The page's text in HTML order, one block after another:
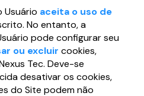
Usuário aceita o uso de
No entanto, a
pode configurar seu
ou excluir cookies,
Tec. Deve-se
desativar os cookies,
do Site podem não